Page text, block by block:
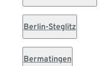
Berlin-Steglitz
Bermatingen